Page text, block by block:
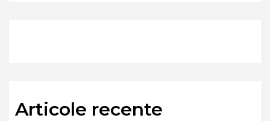
Articole recente